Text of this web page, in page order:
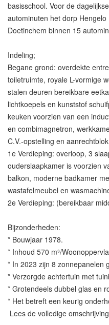
basisschool. Voor de
autominuten het dorp
Doetinchem binnen 15
Indeling;
Begane grond: overdekte
toiletruimte, royale L-vormige
stalen deuren bereikbare
lichtkoepels en kunststof
keuken voorzien van een
en combimagnetron,
C.V.-opstelling en
1e Verdieping: overloop, 3
ouderslaapkamer is voorzien
balkon, moderne badkamer
wastafelmeubel en
2e Verdieping: (bereikbaar
Bijzonderheden:
* Bouwjaar 1978.
* Inhoud 570 m³/
* In 2023 zijn 8 zonnepanelen
* Verzorgde achtertuin met
* Grotendeels dubbel glas en
* Het betreft een keurig
Lees de volledige omschrijving